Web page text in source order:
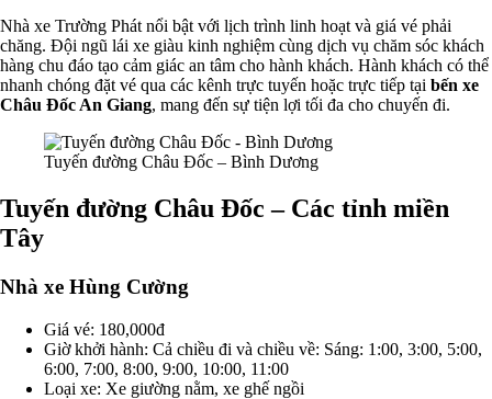
Nhà xe Trường Phát nổi bật với lịch trình linh hoạt và giá vé phải
chăng. Đội ngũ lái xe giàu kinh nghiệm cùng dịch vụ chăm sóc khách
hàng chu đáo tạo cảm giác an tâm cho hành khách. Hành khách có thể
nhanh chóng đặt vé qua các kênh trực tuyến hoặc trực tiếp tại bến xe
Châu Đốc An Giang, mang đến sự tiện lợi tối đa cho chuyến đi.
Tuyến đường Châu Đốc – Bình Dương
Tuyến đường Châu Đốc – Các tỉnh miền
Tây
Nhà xe Hùng Cường
Giá vé: 180,000đ
Giờ khởi hành: Cả chiều đi và chiều về: Sáng: 1:00, 3:00, 5:00,
6:00, 7:00, 8:00, 9:00, 10:00, 11:00
Loại xe: Xe giường nằm, xe ghế ngồi